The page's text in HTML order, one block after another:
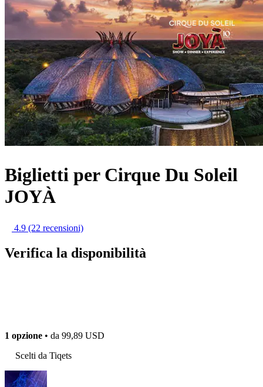
Biglietti per Cirque Du Soleil
JOYÀ
4.9 (22 recensioni)
Verifica la disponibilità
1 opzione • da 99,89 USD
Scelti da Tiqets